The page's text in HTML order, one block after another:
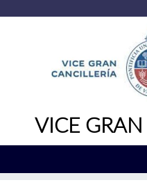
VICE